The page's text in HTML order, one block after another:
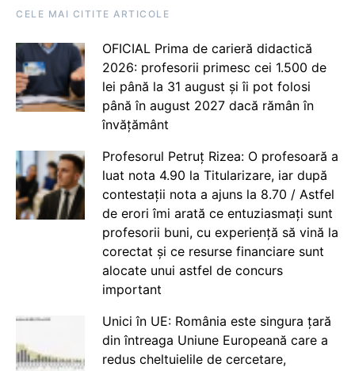
CELE MAI CITITE ARTICOLE
OFICIAL Prima de carieră didactică
2026: profesorii primesc cei 1.500 de
lei până la 31 august și îi pot folosi
până în august 2027 dacă rămân în
învățământ
Profesorul Petruț Rizea: O profesoară a
luat nota 4.90 la Titularizare, iar după
contestații nota a ajuns la 8.70 / Astfel
de erori îmi arată ce entuziasmați sunt
profesorii buni, cu experiență să vină la
corectat și ce resurse financiare sunt
alocate unui astfel de concurs
important
Unici în UE: România este singura țară
din întreaga Uniune Europeană care a
redus cheltuielile de cercetare,